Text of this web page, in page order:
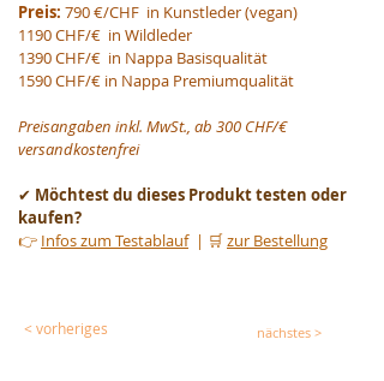
Preis: 790 €/CHF  in Kunstleder (vegan)
1190 CHF/€  in Wildleder
1390 CHF/€  in Nappa Basisqualität
1590 CHF/€ in Nappa Premiumqualität
Preisangaben inkl. MwSt., ab 300 CHF/€
versandkostenfrei
✔ Möchtest du dieses Produkt testen oder
kaufen?
👉 Infos zum Testablauf | 🛒 zur Bestellung
< vorheriges nächstes >